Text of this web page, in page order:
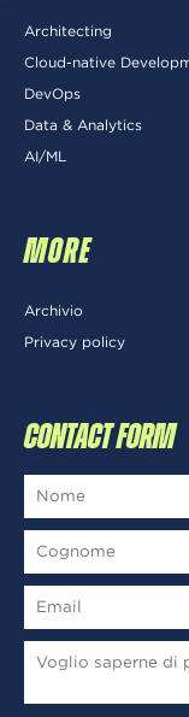
Architecting
Cloud-native
DevOps
Data & Analytics
AI/ML
MORE
Archivio
Privacy policy
CONTACT FORM